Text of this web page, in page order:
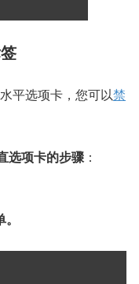
平选项卡，您可以禁
选项卡的步骤 ：
。